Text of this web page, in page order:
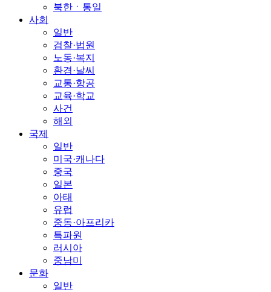
북한ㆍ통일
사회
일반
검찰·법원
노동·복지
환경·날씨
교통·항공
교육·학교
사건
해외
국제
일반
미국·캐나다
중국
일본
아태
유럽
중동·아프리카
특파원
러시아
중남미
문화
일반